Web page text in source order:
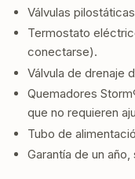
Válvulas
Termostato
conectarse).
Válvula de drenaje
Quemadores
que no requieren
Tubo de
Garantía de un